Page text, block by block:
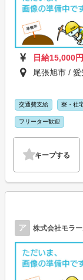
日給15,000
尾張旭市 /
交通費支給 寮・社
フリーター歓迎
キープする
ア 株式会社モラ